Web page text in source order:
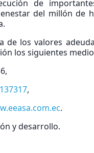
de
del millón de
de los valores
los siguientes
,
.
y desarrollo.